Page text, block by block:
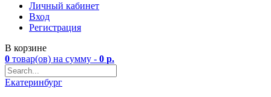
Личный кабинет
Вход
Регистрация
В корзине
0 товар(ов) на сумму - 0 р.
Екатеринбург